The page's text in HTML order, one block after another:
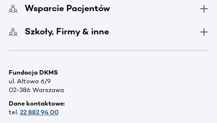
Wsparcie Pacjentów
Szkoły, Firmy & inne
Fundacja DKMS
ul. Altowa 6/9
02-386 Warszawa
Dane kontaktowe:
tel. 22 882 94 00